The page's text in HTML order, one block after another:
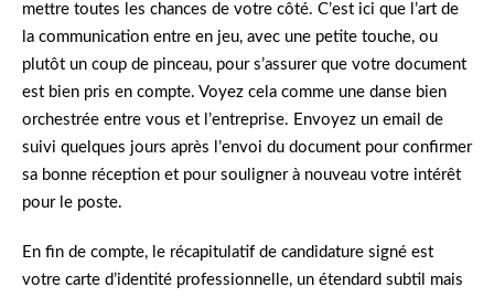
mettre toutes les chances de votre côté. C’est ici que l’art de
la communication entre en jeu, avec une petite touche, ou
plutôt un coup de pinceau, pour s’assurer que votre document
est bien pris en compte. Voyez cela comme une danse bien
orchestrée entre vous et l’entreprise. Envoyez un email de
suivi quelques jours après l’envoi du document pour confirmer
sa bonne réception et pour souligner à nouveau votre intérêt
pour le poste.
En fin de compte, le récapitulatif de candidature signé est
votre carte d’identité professionnelle, un étendard subtil mais